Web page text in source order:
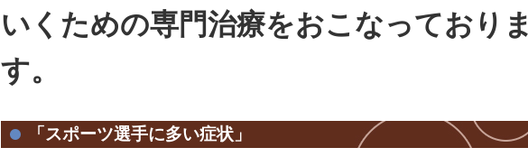
いくための専門治療をおこなっておりま
す。
「スポーツ選手に多い症状」